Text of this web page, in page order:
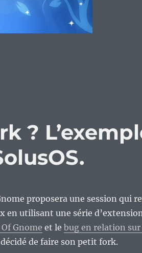
2 alpha7 : La Grenouille qui
?
proposera une session qui
en utilisant une série
Gnome et le bug en relation sur
décidé de faire son petit fork.